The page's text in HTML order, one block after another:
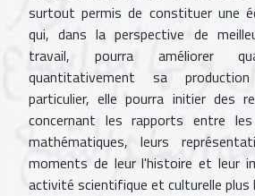
surtout permis de constituer une
qui, dans la perspective de
travail, pourra améliorer
quantitativement sa
particulier, elle pourra initier des
concernant les rapports entre les
mathématiques, leurs
moments de leur l'histoire et leur
activité scientifique et culturelle plus